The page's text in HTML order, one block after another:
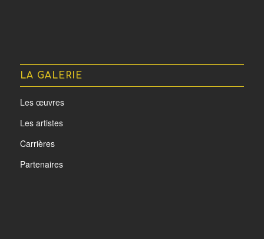
LA GALERIE
Les œuvres
Les artistes
Carrières
Partenaires